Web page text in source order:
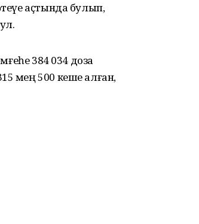
аҫтында булып,
384 034 доза
мең 500 кеше алған,